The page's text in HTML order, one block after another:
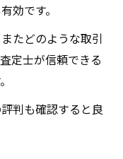
効です。
たどのような取引
定士が信頼できる
判も確認すると良